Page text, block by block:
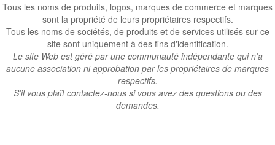
Tous les noms de produits, logos, marques de commerce et marques
sont la propriété de leurs propriétaires respectifs.
Tous les noms de sociétés, de produits et de services utilisés sur ce
site sont uniquement à des fins d'identification.
Le site Web est géré par une communauté indépendante qui n’a
aucune association ni approbation par les propriétaires de marques
respectifs.
S’il vous plaît contactez-nous si vous avez des questions ou des
demandes.